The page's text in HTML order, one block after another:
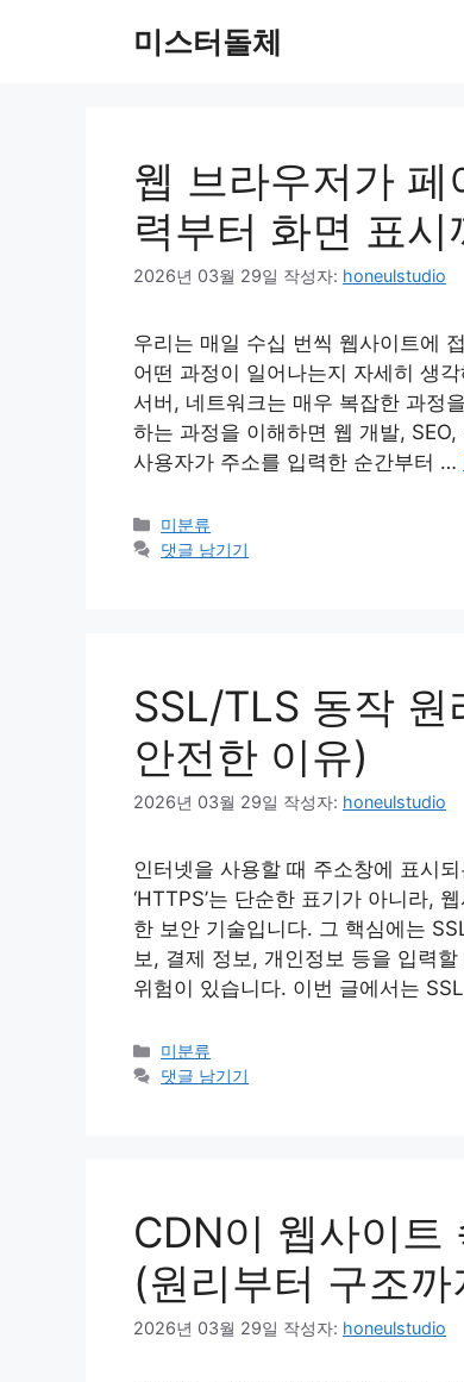
미스터돌체
웹 브라우저가
력부터 화면 표시
2026년 03월 29일 작성자: honeulstudio
우리는 매일 수십 번씩 웹사이트에
어떤 과정이 일어나는지 자세히 생
서버, 네트워크는 매우 복잡한 과정
하는 과정을 이해하면 웹 개발,
사용자가 주소를 입력한 순간부터 …
카
테
미분류
댓글 남기기
SSL/TLS 동작
안전한 이유)
2026년 03월 29일 작성자: honeulstudio
인터넷을 사용할 때 주소창에 표시
‘HTTPS’는 단순한 표기가 아니라,
한 보안 기술입니다. 그 핵심에는
보, 결제 정보, 개인정보 등을 입력
위험이 있습니다. 이번 글에서는
카
테
미분류
댓글 남기기
CDN이 웹사이트
(원리부터 구조
2026년 03월 29일 작성자: honeulstudio